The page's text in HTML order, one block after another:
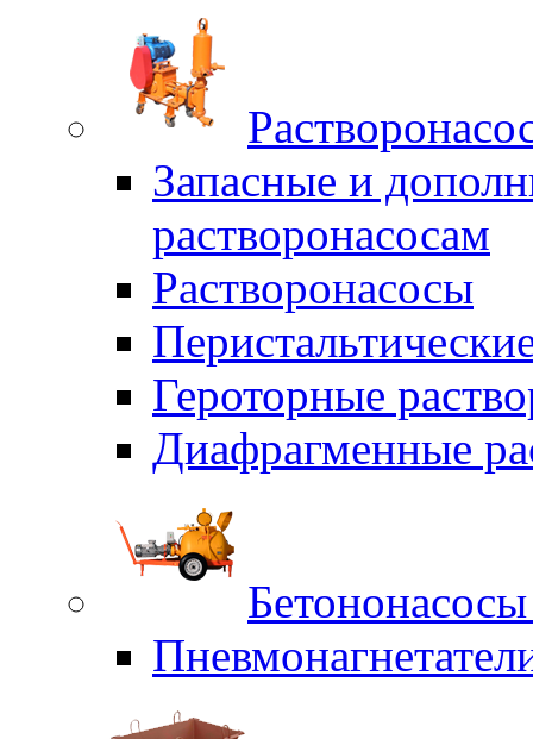
Запасные и
растворонасосам
Растворонасосы
Героторные
Диафрагменные